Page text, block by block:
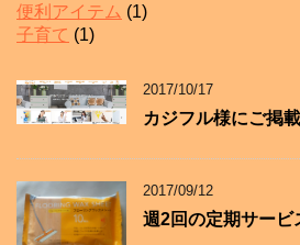
便利アイテム (1)
子育て (1)
2017/10/17
カジフル様にご掲
2017/09/12
週2回の定期サービ